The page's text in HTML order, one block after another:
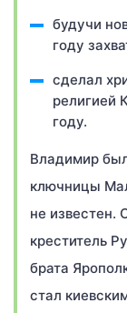
будучи
году
сделал
религией
году.
Владимир
ключницы
не известен.
креститель
брата
стал